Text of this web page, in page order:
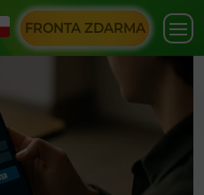
FRONTA ZDARMA